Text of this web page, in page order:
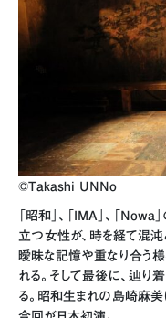
©Takashi UNNo
「昭和」、「IMA」、「
立つ女性が、時を経て混
曖昧な記憶や重なり合う
れる。そして最後に、辿り
る。昭和生まれの島崎麻